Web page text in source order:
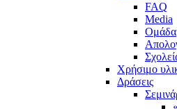
FAQ
Media
Ομάδα
Χρήσιμο
Δράσεις